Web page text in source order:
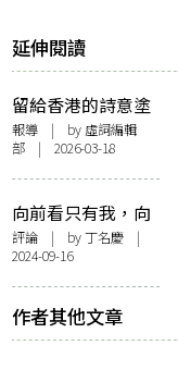
延伸閱讀
留給香港的詩意塗
鴉 美街頭藝術家
7SoulsDeep以浪
漫字句喚醒城市共
鳴
報導 | by 虛詞編輯
部 | 2026-03-18
向前看只有我，向
背後看有「我
們」：藤本樹《驀
然回首》漫畫與電
影
評論 | by 丁名慶 |
2024-09-16
作者其他文章